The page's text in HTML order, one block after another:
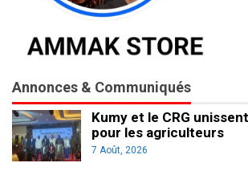
Annonces & Communiqués
Kumy et le CRG
pour les agriculteurs
7 Août, 2026